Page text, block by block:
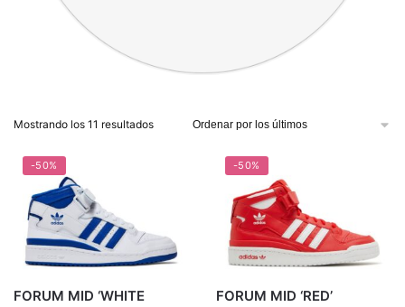
Mostrando los 11 resultados
-50%
FORUM MID ‘WHITE
-50%
FORUM MID ‘RED’